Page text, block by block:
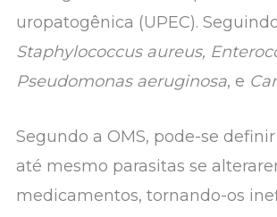
uropatogênica (UPEC).
Staphylococcus aureus,
Pseudomonas aeruginosa, e
Segundo a OMS, pode-se
até mesmo parasitas se
medicamentos, tornando-os